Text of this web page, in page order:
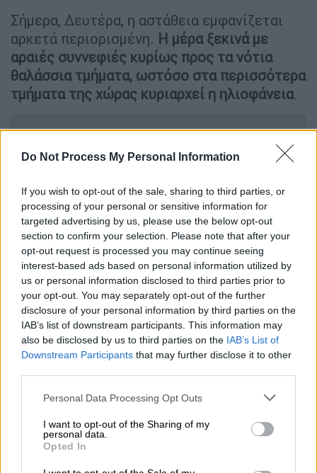
Do Not Process My Personal Information
If you wish to opt-out of the sale, sharing to third parties, or
processing of your personal or sensitive information for
targeted advertising by us, please use the below opt-out
section to confirm your selection. Please note that after your
opt-out request is processed you may continue seeing
interest-based ads based on personal information utilized by
us or personal information disclosed to third parties prior to
your opt-out. You may separately opt-out of the further
disclosure of your personal information by third parties on the
IAB’s list of downstream participants. This information may
also be disclosed by us to third parties on the IAB’s List of
Downstream Participants that may further disclose it to other
Please note that this website/app uses one or more Google
not limited to your visit or usage behaviour. You may click to
grant or deny consent to Google and its third-party tags to
use your data for below specified purposes in below Google
consent section.
Personal Data Processing Opt Outs
I want to opt-out of the Sharing of my
personal data.
Opted In
Σήμερα, Δευτέρα, η αστάθεια εμφανίζεται
αρκετά περιορισμένη. Η μέρα ξεκινά με
αραιές συννεφιές κυρίως προς τα νότια
θαλάσσια τμήματα, ωστόσο στα περισσότερα
τμήματα της χώρας κυριαρχεί η ηλιοφάνεια.
ΔΙΑΒΑΣΤΕ ΕΠΙΣΗΣ
17.05.2026 22:25
Τροχαίο στη Ρόδο: Μαμά και κόρη τα
θύματα του δυστυχήματος - Πώς
προκλήθηκε η μοιραία σύγκρουση
Καθώς θα πηγαίνουμε προς το απόγευμα, η
αστάθεια θα αναπτυχθεί πρώτα στην
Ανατολική Μακεδονία και τη Θράκη και όσο
περνά η ώρα και νοτιότερα, στην κεντρική
ηπειρωτική χώρα. Αυτό σημαίνει ότι
καταιγίδες .
Σε ό,τι αφορά στις θερμοκρασίες,
στο
ξεκίνημα της ημέρας συναντάμε διψήφιες
στα περισσότερα γεωγραφικά διαμερίσματα